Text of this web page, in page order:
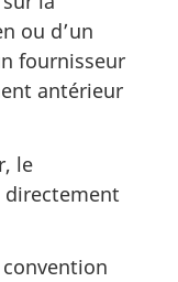
ou d’un
fournisseur
antérieur
le
directement